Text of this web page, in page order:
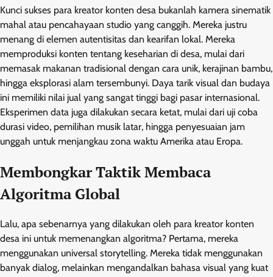
Kunci sukses para kreator konten desa bukanlah kamera sinematik
mahal atau pencahayaan studio yang canggih. Mereka justru
menang di elemen autentisitas dan kearifan lokal. Mereka
memproduksi konten tentang keseharian di desa, mulai dari
memasak makanan tradisional dengan cara unik, kerajinan bambu,
hingga eksplorasi alam tersembunyi. Daya tarik visual dan budaya
ini memiliki nilai jual yang sangat tinggi bagi pasar internasional.
Eksperimen data juga dilakukan secara ketat, mulai dari uji coba
durasi video, pemilihan musik latar, hingga penyesuaian jam
unggah untuk menjangkau zona waktu Amerika atau Eropa.
Membongkar Taktik Membaca
Algoritma Global
Lalu, apa sebenarnya yang dilakukan oleh para kreator konten
desa ini untuk memenangkan algoritma? Pertama, mereka
menggunakan universal storytelling. Mereka tidak menggunakan
banyak dialog, melainkan mengandalkan bahasa visual yang kuat